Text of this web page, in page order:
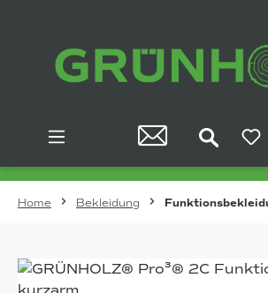
Home Bekleidung
Bildergalerie überspringen